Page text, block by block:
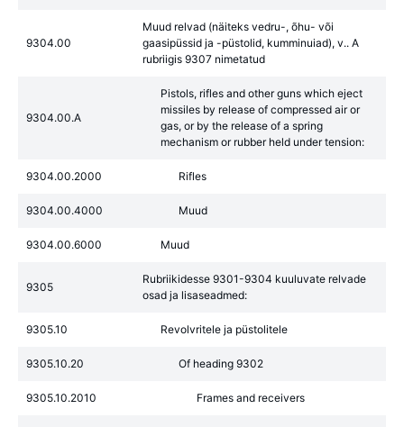
9304.00
Muud relvad (näiteks vedru-, õhu- või
gaasipüssid ja -püstolid, kumminuiad), v.. A
rubriigis 9307 nimetatud
9304.00.A
Pistols, rifles and other guns which eject
missiles by release of compressed air or
gas, or by the release of a spring
mechanism or rubber held under tension:
9304.00.2000 Rifles
9304.00.4000 Muud
9304.00.6000 Muud
9305
Rubriikidesse 9301-9304 kuuluvate relvade
osad ja lisaseadmed:
9305.10 Revolvritele ja püstolitele
9305.10.20 Of heading 9302
9305.10.2010 Frames and receivers